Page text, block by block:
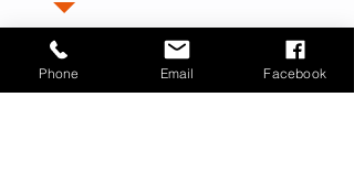
Kontakt
Phone Email Facebook